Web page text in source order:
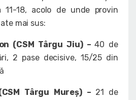
18, acolo de unde provin
mai sus:
(CSM Târgu Jiu) –40 de
2 pase decisive, 15/25 din
Târgu Mureș) – 21 de